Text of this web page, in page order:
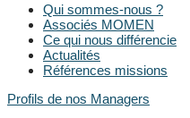
Qui sommes-nous ?
Associés MOMEN
Ce qui nous différencie
Actualités
Références missions
Profils de nos Managers